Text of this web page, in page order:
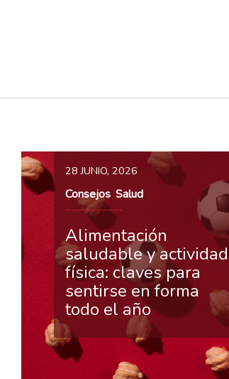
28 JUNIO, 2026
Consejos, Salud
Alimentación
saludable y actividad
física: claves para
sentirse en forma
todo el año